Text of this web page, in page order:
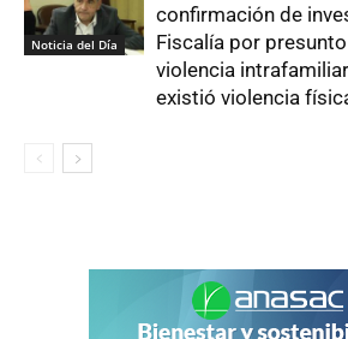
Noticia del Día
confirmación de
Fiscalía por
violencia
existió violencia